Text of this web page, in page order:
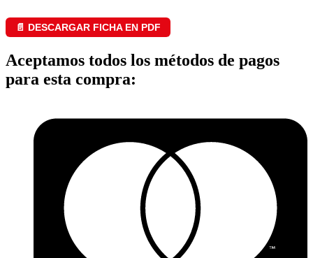
📄 DESCARGAR FICHA EN PDF
Aceptamos todos los métodos de pagos
para esta compra: